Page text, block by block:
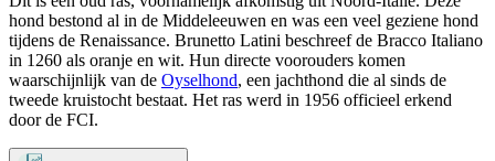
hond bestond al in de Middeleeuwen en was een veel geziene hond
tijdens de Renaissance. Brunetto Latini beschreef de Bracco Italiano
in 1260 als oranje en wit. Hun directe voorouders komen
waarschijnlijk van de Oyselhond, een jachthond die al sinds de
tweede kruistocht bestaat. Het ras werd in 1956 officieel erkend
door de FCI.